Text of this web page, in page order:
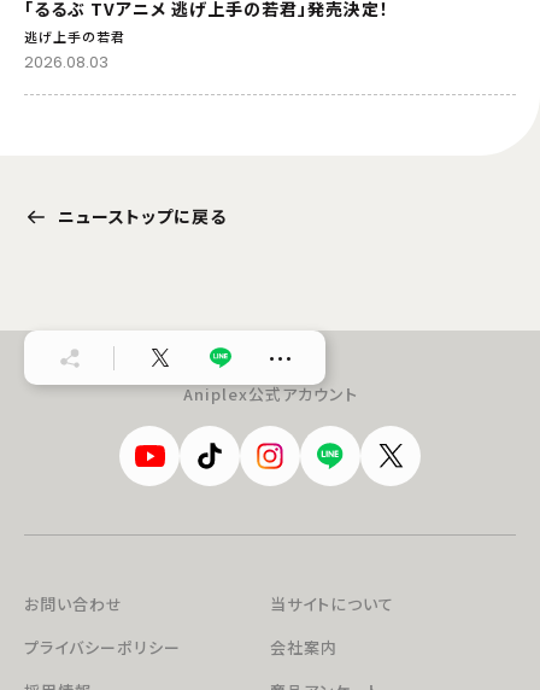
「るるぶ TVアニメ 逃げ上手の若君」発売決定！
逃げ上手の若君
2026.08.03
ニューストップに戻る
…
Aniplex公式アカウント
お問い合わせ
当サイトについて
プライバシーポリシー
会社案内